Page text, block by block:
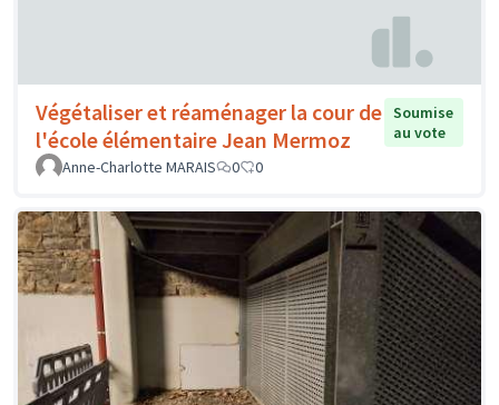
Végétaliser et réaménager la cour de
l'école élémentaire Jean Mermoz
Soumise
au vote
Anne-Charlotte MARAIS
0 0